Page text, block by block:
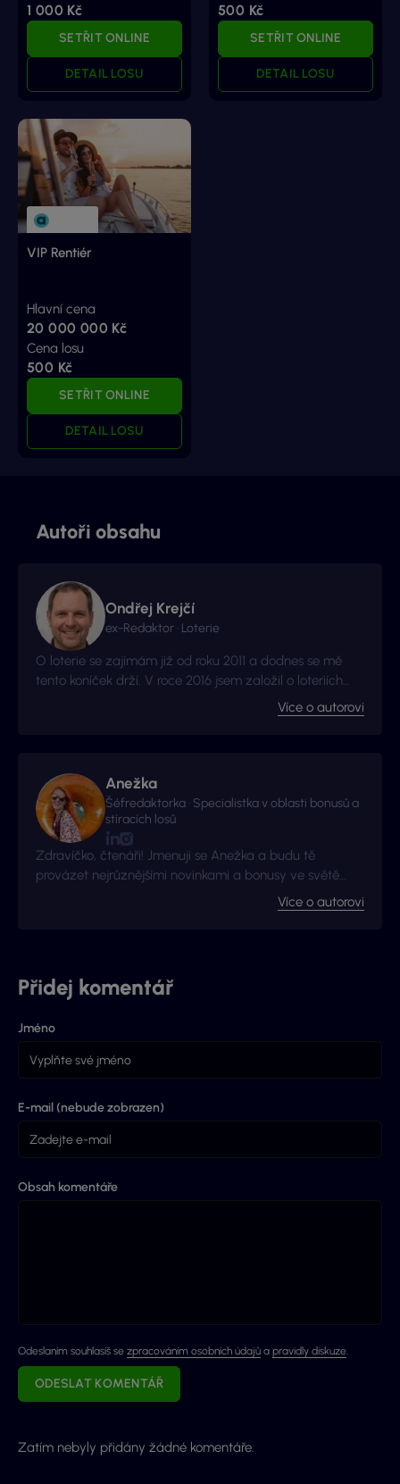
1 000 Kč
SETŘIT ONLINE
DETAIL LOSU
500 Kč
SETŘIT ONLINE
DETAIL LOSU
VIP Rentiér
Hlavní cena
20 000 000 Kč
Cena losu
500 Kč
SETŘIT ONLINE
DETAIL LOSU
Autoři obsahu
Ondřej Krejčí
ex-Redaktor · Loterie
O loterie se zajímám již od roku 2011 a dodnes se mě
tento koníček drží. V roce 2016 jsem založil o loteriích
web Vyhraj.com, který jsem následně v roce 2017
prodal, avšak za podmínek, že budu moci stále
mnohem více informací.
Více o autorovi
Anežka
Šéfredaktorka · Specialistka v oblasti bonusů a
stíracích losů
Zdravíčko, čtenáři! Jmenuji se Anežka a budu tě
provázet nejrůznějšími novinkami a bonusy ve světě
Více o autorovi
Přidej komentář
Jméno
E-mail (nebude zobrazen)
Obsah komentáře
Odeslaním souhlasíš se zpracováním osobních údajů a pravidly diskuze.
ODESLAT KOMENTÁŘ
Zatím nebyly přidány žádné komentáře.